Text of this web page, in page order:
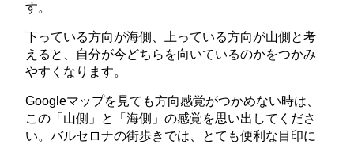
す。
下っている方向が海側、上っている方向が山側と考
えると、自分が今どちらを向いているのかをつかみ
やすくなります。
Googleマップを見ても方向感覚がつかめない時は、
この「山側」と「海側」の感覚を思い出してくださ
い。バルセロナの街歩きでは、とても便利な目印に